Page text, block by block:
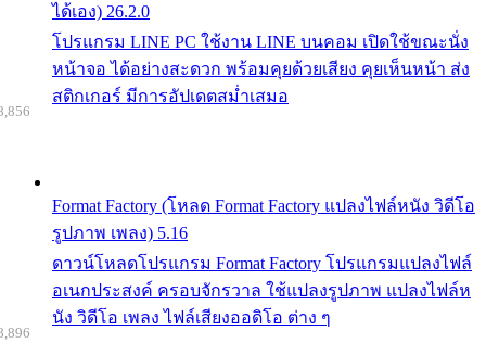
ได้เอง) 26.2.0
โปรแกรม LINE PC ใช้งาน LINE บนคอม เปิดใช้ขณะนั่ง
หน้าจอ ได้อย่างสะดวก พร้อมคุยด้วยเสียง คุยเห็นหน้า ส่ง
สติกเกอร์ มีการอัปเดตสม่ำเสมอ
Format Factory (โหลด Format Factory แปลงไฟล์หนัง วิดีโอ
รูปภาพ เพลง) 5.16
ดาวน์โหลดโปรแกรม Format Factory โปรแกรมแปลงไฟล์
อเนกประสงค์ ครอบจักรวาล ใช้แปลงรูปภาพ แปลงไฟล์ห
นัง วิดีโอ เพลง ไฟล์เสียงออดิโอ ต่าง ๆ